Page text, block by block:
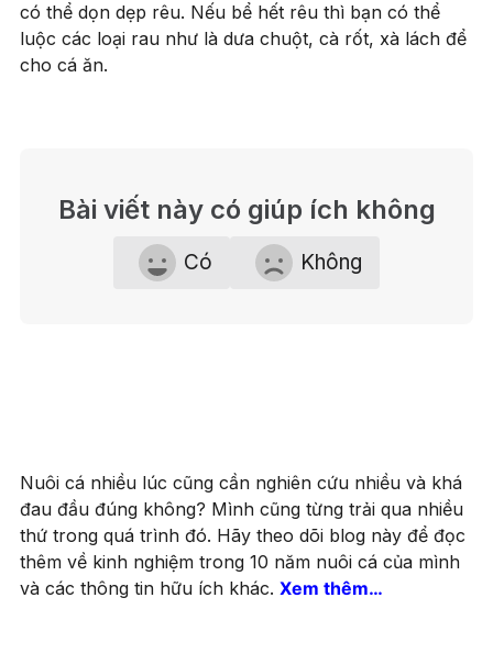
có thể dọn dẹp rêu. Nếu bể hết rêu thì bạn có thể
luộc các loại rau như là dưa chuột, cà rốt, xà lách để
cho cá ăn.
Bài viết này có giúp ích không
Có Không
Nuôi cá nhiều lúc cũng cần nghiên cứu nhiều và khá
đau đầu đúng không? Mình cũng từng trải qua nhiều
thứ trong quá trình đó. Hãy theo dõi blog này để đọc
thêm về kinh nghiệm trong 10 năm nuôi cá của mình
và các thông tin hữu ích khác. Xem thêm…